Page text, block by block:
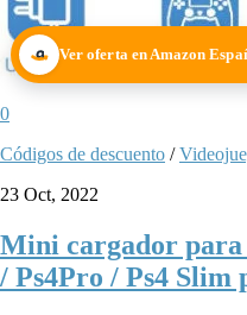
Ver oferta en Amazon
0
Códigos de descuento /
23 Oct, 2022
Mini cargador para
/ Ps4Pro / Ps4 Slim